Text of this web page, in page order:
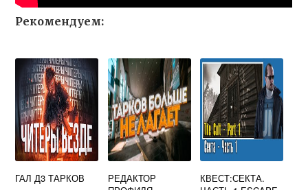
Рекомендуем:
ГАЛ Д3 ТАРКОВ
РЕДАКТОР
КВЕСТ:СЕКТА.